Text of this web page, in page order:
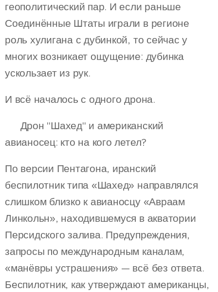
геополитический пар. И если раньше
Соединённые Штаты играли в регионе
роль хулигана с дубинкой, то сейчас у
многих возникает ощущение: дубинка
ускользает из рук.
И всё началось с одного дрона.
🎯 Дрон "Шахед" и американский
авианосец: кто на кого летел?
По версии Пентагона, иранский
беспилотник типа «Шахед» направлялся
слишком близко к авианосцу «Авраам
Линкольн», находившемуся в акватории
Персидского залива. Предупреждения,
запросы по международным каналам,
«манёвры устрашения» — всё без ответа.
Беспилотник, как утверждают американцы,